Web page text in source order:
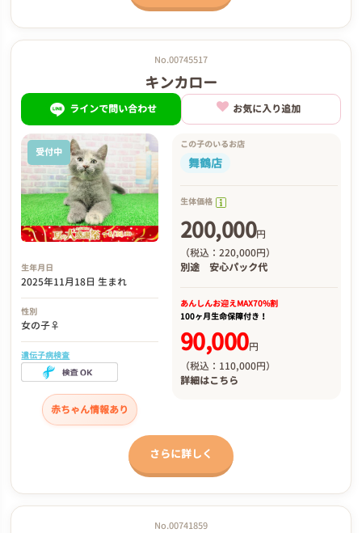
No.00745517
キンカロー
ラインで問い合わせ お気に入り追加
受付中
生年月日
2025年11月18日 生まれ
性別
女の子♀
遺伝子病検査
赤ちゃん情報あり
この子のいるお店
舞鶴店
生体価格
200,000円
（税込：220,000円）
別途 安心パック代
あんしんお迎えMAX70%割
100ヶ月生命保障付き！
90,000円
（税込：110,000円）
詳細はこちら
さらに詳しく
No.00741859